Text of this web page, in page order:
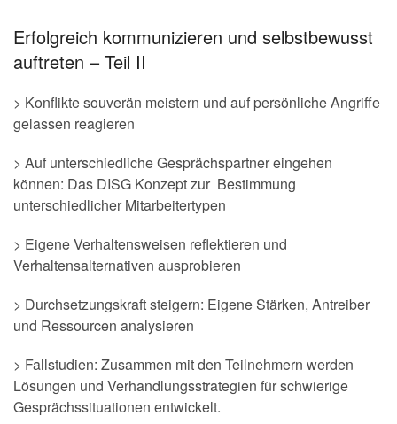
Erfolgreich kommunizieren und selbstbewusst
auftreten – Teil II
> Konflikte souverän meistern und auf persönliche Angriffe
gelassen reagieren
> Auf unterschiedliche Gesprächspartner eingehen
können: Das DISG Konzept zur Bestimmung
unterschiedlicher Mitarbeitertypen
> Eigene Verhaltensweisen reflektieren und
Verhaltensalternativen ausprobieren
> Durchsetzungskraft steigern: Eigene Stärken, Antreiber
und Ressourcen analysieren
> Fallstudien: Zusammen mit den Teilnehmern werden
Lösungen und Verhandlungsstrategien für schwierige
Gesprächssituationen entwickelt.